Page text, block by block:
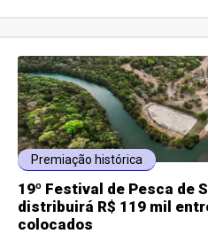
Premiação histórica
19º Festival de Pesca de
distribuirá R$ 119 mil
colocados